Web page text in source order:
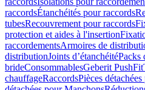
raccordsÉtanchéités pour raccords
tubesRecouvrement pour raccords
protection et aides à l'insertion
raccordementsArmoires de
distributionJoints d’étanchéitéPacks
brideConsommablesGeberit PushFit
chauffageRaccordsPièces